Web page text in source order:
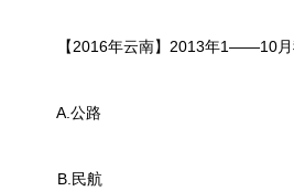
【2016年云南】2013年1——10月
A.公路
B.民航